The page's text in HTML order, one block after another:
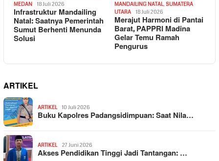
MEDAN 18 Juli 2026
Infrastruktur Mandailing
Natal: Saatnya Pemerintah
Sumut Berhenti Menunda
Solusi
MANDAILING NATAL, SUMATERA
UTARA
18 Juli 2026
Merajut Harmoni di Pantai
Barat, PAPPRI Madina
Gelar Temu Ramah
Pengurus
ARTIKEL
ARTIKEL 10 Juli 2026
Buku Kapolres Padangsidimpuan: Saat Nila…
ARTIKEL 27 Juni 2026
Akses Pendidikan Tinggi Jadi Tantangan: …